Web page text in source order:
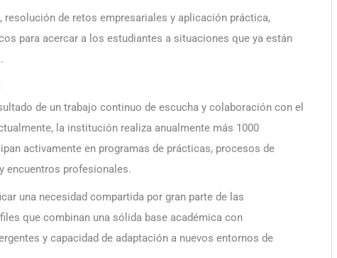
de retos empresariales y aplicación práctica,
para acercar a los estudiantes a situaciones que ya están
de un trabajo continuo de escucha y colaboración con el
la institución realiza anualmente más 1000
activamente en programas de prácticas, procesos de
encuentros profesionales.
una necesidad compartida por gran parte de las
que combinan una sólida base académica con
y capacidad de adaptación a nuevos entornos de